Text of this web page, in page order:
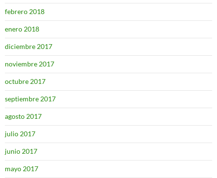
febrero 2018
enero 2018
diciembre 2017
noviembre 2017
octubre 2017
septiembre 2017
agosto 2017
julio 2017
junio 2017
mayo 2017